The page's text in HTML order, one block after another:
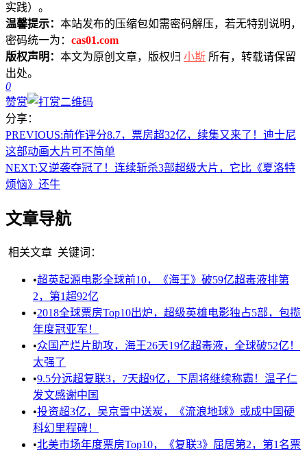
实践）。
温馨提示： 本站发布的压缩包如需密码解压，若无特别说明，
密码统一为： cas01.com
版权声明： 本文为原创文章，版权归 小斯 所有，转载请保留
出处。
0
赞赏
分享：
PREVIOUS:前作评分8.7，票房超32亿，续集又来了！迪士尼
这部动画大片可不简单
NEXT:又逆袭夺冠了！连续斩杀3部超级大片，它比《夏洛特
烦恼》还牛
文章导航
相关文章 关键词：
•超英起源电影全球前10，《海王》破59亿超毒液排第
2，第1超92亿
•2018全球票房Top10出炉，超级英雄电影独占5部，包揽
年度冠亚军！
•众国产烂片助攻，海王26天19亿超毒液，全球破52亿！
太强了
•9.5分远超复联3，7天超9亿，下周将继续称霸！温子仁
发文感谢中国
•投资超3亿，吴京雪中送炭，《流浪地球》或成中国硬
科幻里程碑！
•北美市场年度票房Top10，《复联3》屈居第2，第1名票